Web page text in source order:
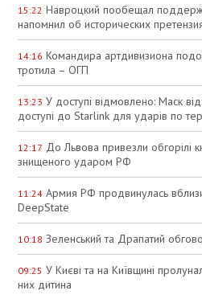
15:22 Навроцкий пообещал
напомнил об исторических
14:16 Командира артдивизиона
тротила – ОГП
13:23 У доступі відмовлено: Маск
доступі до Starlink для ударів по
12:17 До Львова привезли обгорілі
знищеного ударом РФ
11:24 Армия РФ продвинулась
DeepState
10:18 Зеленський та Драпатий
09:25 У Києві та на Київщині
них дитина